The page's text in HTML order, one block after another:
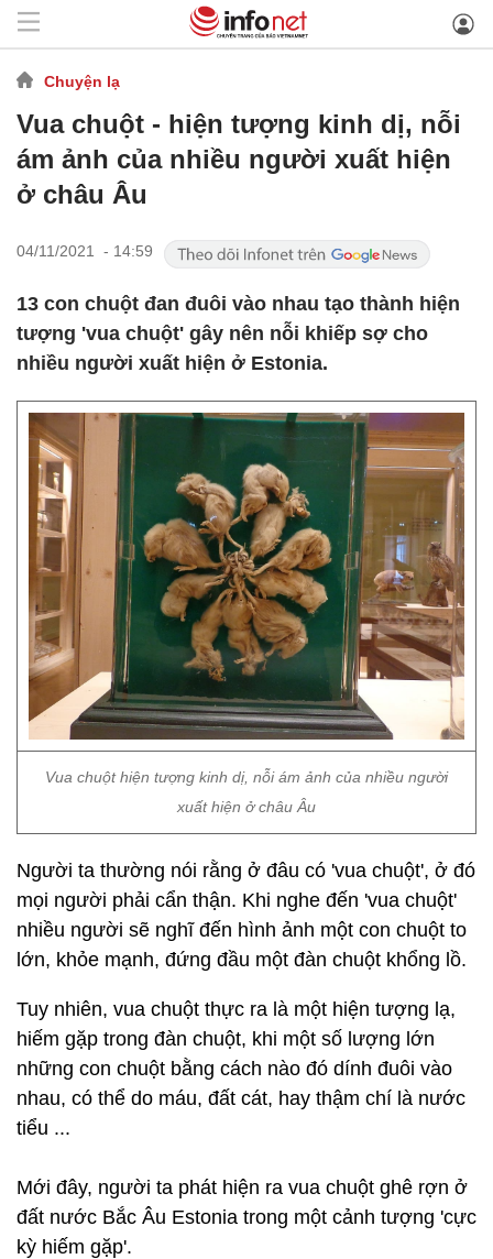
Chuyện lạ
Vua chuột - hiện tượng kinh dị, nỗi
ám ảnh của nhiều người xuất hiện
ở châu Âu
04/11/2021 - 14:59
13 con chuột đan đuôi vào nhau tạo thành hiện
tượng 'vua chuột' gây nên nỗi khiếp sợ cho
nhiều người xuất hiện ở Estonia.
Vua chuột hiện tượng kinh dị, nỗi ám ảnh của nhiều người
xuất hiện ở châu Âu
Người ta thường nói rằng ở đâu có 'vua chuột', ở đó
mọi người phải cẩn thận. Khi nghe đến 'vua chuột'
nhiều người sẽ nghĩ đến hình ảnh một con chuột to
lớn, khỏe mạnh, đứng đầu một đàn chuột khổng lồ.
Tuy nhiên, vua chuột thực ra là một hiện tượng lạ,
hiếm gặp trong đàn chuột, khi một số lượng lớn
những con chuột bằng cách nào đó dính đuôi vào
nhau, có thể do máu, đất cát, hay thậm chí là nước
tiểu ...
Mới đây, người ta phát hiện ra vua chuột ghê rợn ở
đất nước Bắc Âu Estonia trong một cảnh tượng 'cực
kỳ hiếm gặp'.